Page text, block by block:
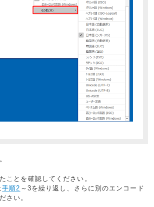
ことを確認してください。
手順2 ～3を繰り返し、さらに別のエンコード
さい。